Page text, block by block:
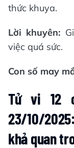
thức khuya.
Lời khuyên:
việc quá sức.
Con số may
Tử vi 12
23/10/
khả quan